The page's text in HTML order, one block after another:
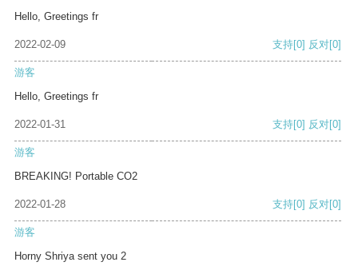
Hello, Greetings fr
2022-02-09 支持[0] 反对[0]
游客
Hello, Greetings fr
2022-01-31 支持[0] 反对[0]
游客
BREAKING! Portable CO2
2022-01-28 支持[0] 反对[0]
游客
Horny Shriya sent you 2